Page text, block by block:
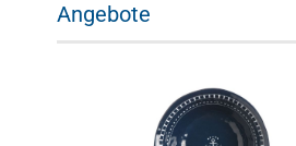
Angebote